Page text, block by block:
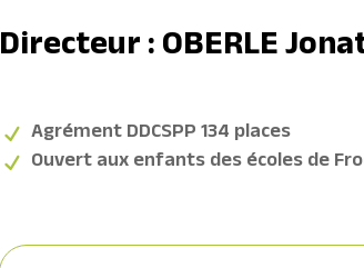
Directeur : OBERLE
Agrément DDCSPP 134 places
Ouvert aux enfants des écoles de